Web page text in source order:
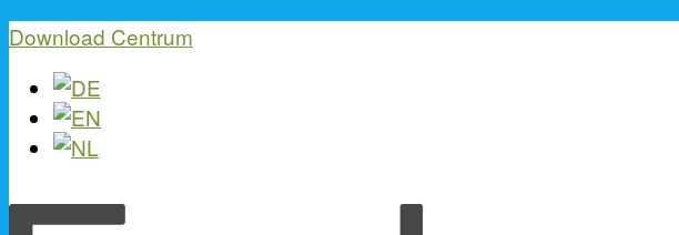
Download Centrum